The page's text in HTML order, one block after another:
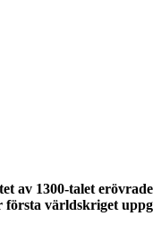
1300-talet
världskriget